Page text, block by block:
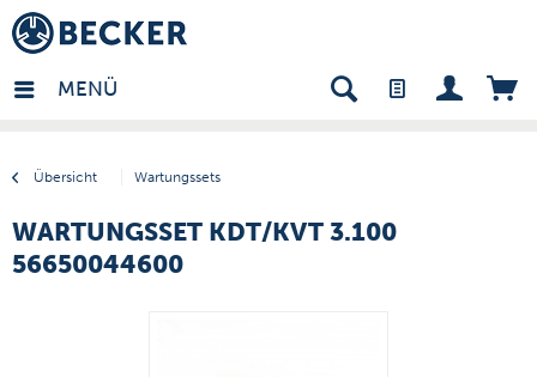
MENÜ
Übersicht Wartungssets
- DE
WARTUNGSSET KDT/KVT 3.100
56650044600